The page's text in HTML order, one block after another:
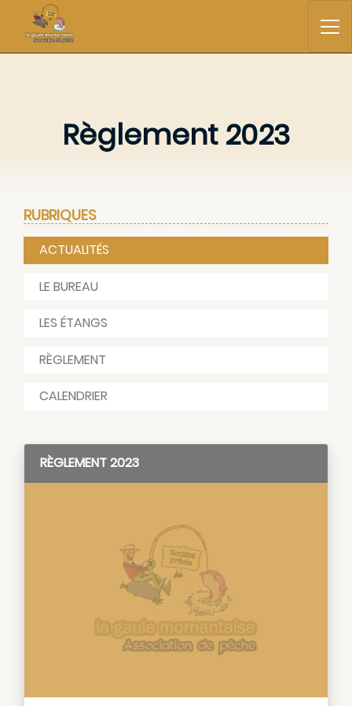
Règlement 2023
RÈGLEMENT 2023
RUBRIQUES
ACTUALITÉS
LE BUREAU
LES ÉTANGS
RÈGLEMENT
CALENDRIER